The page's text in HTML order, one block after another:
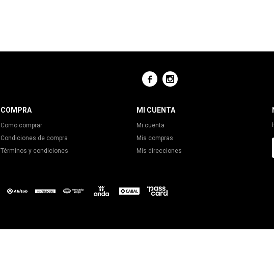
 
COMPRA
Como comprar
Condiciones de compra
Términos y condiciones
MI CUENTA
Mi cuenta
Mis compras
Mis direcciones